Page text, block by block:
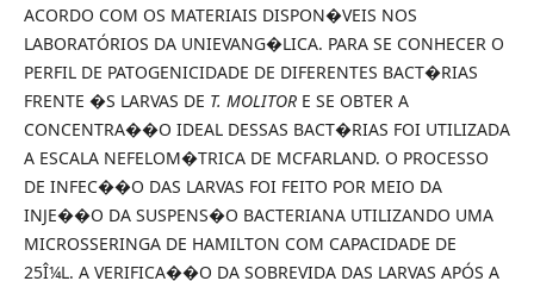
ACORDO COM OS MATERIAIS DISPON�VEIS NOS
LABORATÓRIOS DA UNIEVANG�LICA. PARA SE CONHECER O
PERFIL DE PATOGENICIDADE DE DIFERENTES BACT�RIAS
FRENTE �S LARVAS DE T. MOLITORE SE OBTER A
CONCENTRA��O IDEAL DESSAS BACT�RIAS FOI UTILIZADA
A ESCALA NEFELOM�TRICA DE MCFARLAND. O PROCESSO
DE INFEC��O DAS LARVAS FOI FEITO POR MEIO DA
INJE��O DA SUSPENS�O BACTERIANA UTILIZANDO UMA
MICROSSERINGA DE HAMILTON COM CAPACIDADE DE
25Î¼L. A VERIFICA��O DA SOBREVIDA DAS LARVAS APÓS A